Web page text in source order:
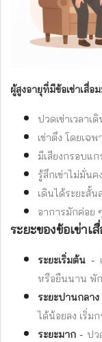
ผู้สูงอายุที่มีข้อเข่าเสื่อ
ปวดเข่าเวลา
เข่าตึง โดยเฉ
มีเสียงกรอบแก
รู้สึกเข่าไม่มั่น
เดินได้ระยะสั้
อาการมักค่อย
ระยะของข้อเข่าเ
ระยะเริ่มต้น -
หรือยืนนาน พั
ระยะปานกลาง
ได้น้อยลง เริ่ม
ระยะมาก - ปว